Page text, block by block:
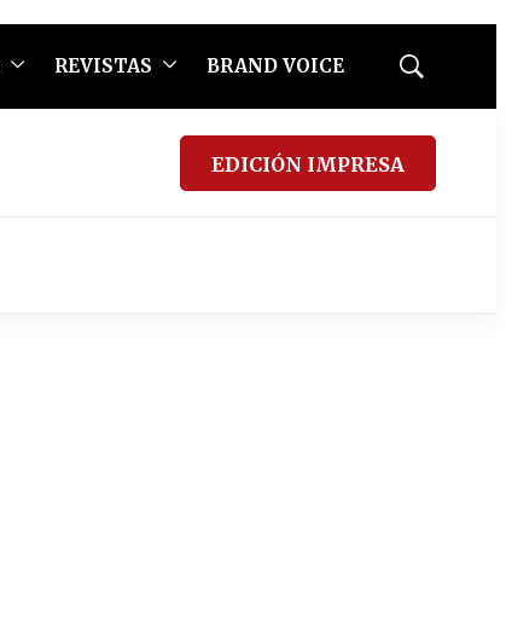
REVISTAS BRAND VOICE
Mostrar
EDICIÓN IMPRESA